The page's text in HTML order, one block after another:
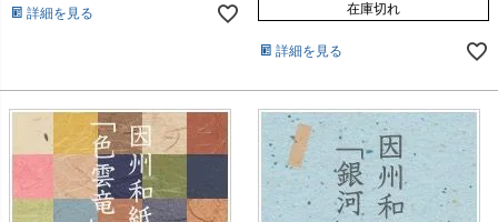
詳細を見る 在庫切れ
詳細を見る